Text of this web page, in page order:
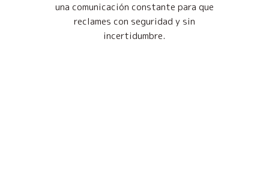
una comunicación constante para que
reclames con seguridad y sin
incertidumbre.